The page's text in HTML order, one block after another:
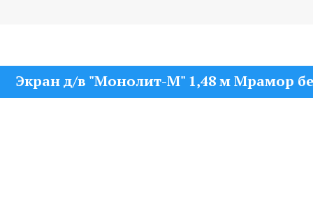
Экран д/в "Монолит-М" 1,48 м Мрамор